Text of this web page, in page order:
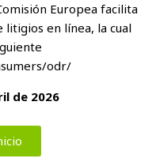
Europea facilita
en línea, la cual
odr/
de 2026